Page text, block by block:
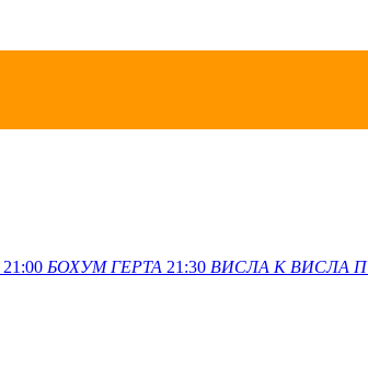
21:00 БОХУМ ГЕРТА 21:30 ВИСЛА K ВИСЛА П